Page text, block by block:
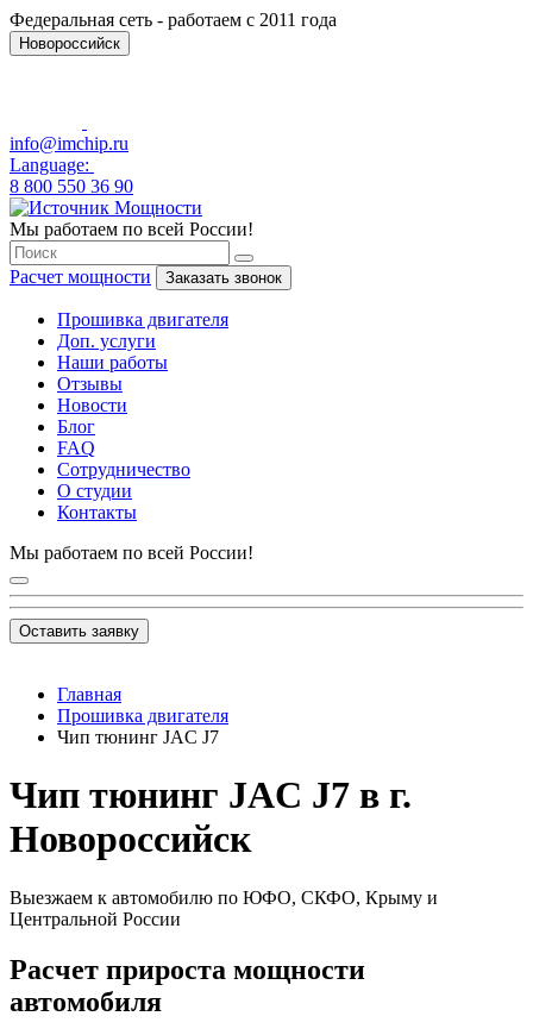
Федеральная сеть - работаем с 2011 года
Новороссийск
info@imchip.ru
Language:
8 800 550 36 90
Мы работаем по всей России!
Расчет мощности Заказать звонок
Прошивка двигателя
Доп. услуги
Наши работы
Отзывы
Новости
Блог
FAQ
Сотрудничество
О студии
Контакты
Мы работаем по всей России!
Оставить заявку
Главная
Прошивка двигателя
Чип тюнинг JAC J7
Чип тюнинг JAC J7 в г.
Новороссийск
Выезжаем к автомобилю по ЮФО, СКФО, Крыму и
Центральной России
Расчет прироста мощности
автомобиля